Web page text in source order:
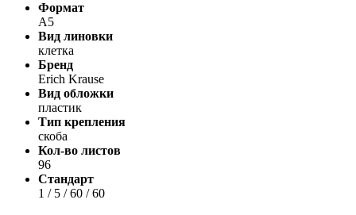
Формат
А5
Вид линовки
клетка
Бренд
Erich Krause
Вид обложки
пластик
Тип крепления
скоба
Кол-во листов
96
Стандарт
1 / 5 / 60 / 60